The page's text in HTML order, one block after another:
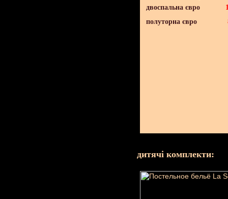
двоспальна євро
полуторна євро
дитячі комплекти: